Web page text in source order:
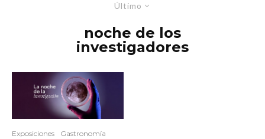
Último
noche de los
investigadores
Exposiciones
Gastronomía